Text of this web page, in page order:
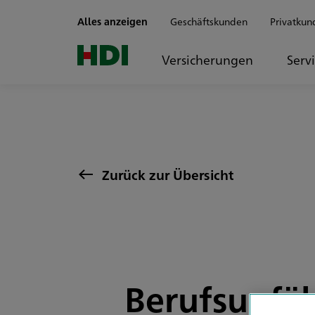
Alles anzeigen Geschäftskunden
Versicherungen
Zurück zur Übersicht